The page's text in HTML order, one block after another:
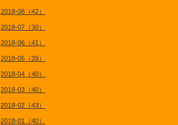
2018-08（42）
2018-07（30）
2018-06（41）
2018-05（39）
2018-04（40）
2018-03（40）
2018-02（43）
2018-01（40）